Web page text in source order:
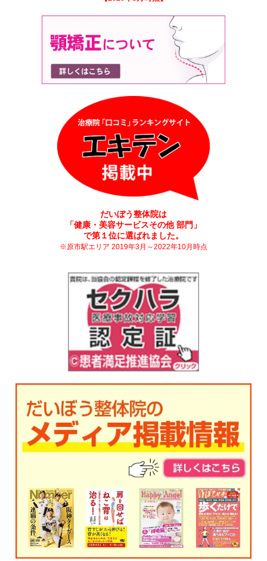
だいぼう整体院は
「健康・美容サービスその他 部門」
で第１位に選ばれました。
※原市駅エリア 2019年3月～2022年10月時点